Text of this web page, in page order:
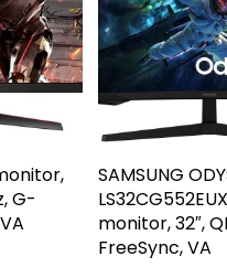
G-
SAMSUNG
monitor, 32″,
FreeSync, VA